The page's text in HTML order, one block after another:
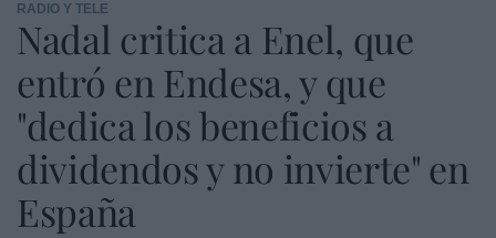
RADIO Y TELE
Nadal critica a Enel, que
entró en Endesa, y que
"dedica los beneficios a
dividendos y no invierte" en
España